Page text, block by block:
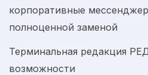
корпоративные
полноценной заменой
Терминальная редакция
возможности